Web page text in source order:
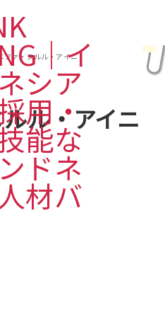
ファ・ヌルル・アイニ
ル・アイニ